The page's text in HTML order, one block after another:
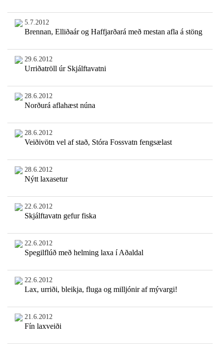
5.7.2012
Brennan, Elliðaár og Haffjarðará með mestan afla á stöng
29.6.2012
Urriðatröll úr Skjálftavatni
28.6.2012
Norðurá aflahæst núna
28.6.2012
Veiðivötn vel af stað, Stóra Fossvatn fengsælast
28.6.2012
Nýtt laxasetur
22.6.2012
Skjálftavatn gefur fiska
22.6.2012
Spegilflúð með helming laxa í Aðaldal
22.6.2012
Lax, urriði, bleikja, fluga og milljónir af mývargi!
21.6.2012
Fín laxveiði